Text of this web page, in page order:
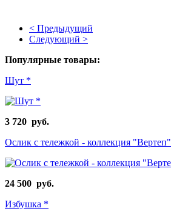
< Предыдущий
Следующий >
Популярные товары:
Шут *
3 720 руб.
Ослик с тележкой - коллекция "Вертеп"
24 500 руб.
Избушка *